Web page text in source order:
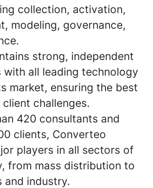
collection, activation,
modeling, governance,
strong, independent
with all leading technology
market, ensuring the best
challenges.
420 consultants and
clients, Converteo
players in all sectors of
from mass distribution to
and industry.